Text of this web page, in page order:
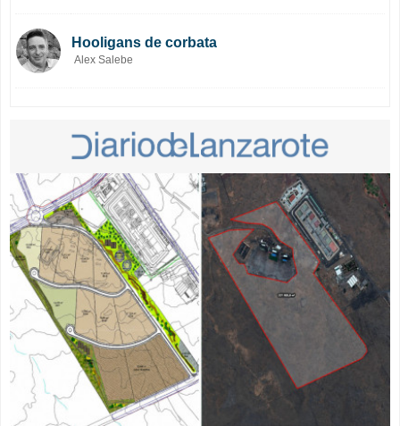
Hooligans de corbata
Alex Salebe